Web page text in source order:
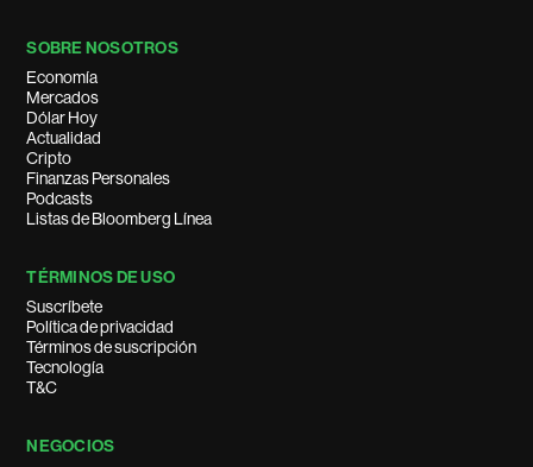
SOBRE NOSOTROS
Economía
Mercados
Dólar Hoy
Actualidad
Cripto
Finanzas Personales
Podcasts
Listas de Bloomberg Línea
TÉRMINOS DE USO
Suscríbete
Política de privacidad
Términos de suscripción
Tecnología
T&C
NEGOCIOS